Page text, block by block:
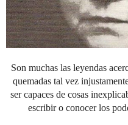
Son muchas las leyendas
quemadas tal vez
ser capaces de cosas
escribir o conocer los